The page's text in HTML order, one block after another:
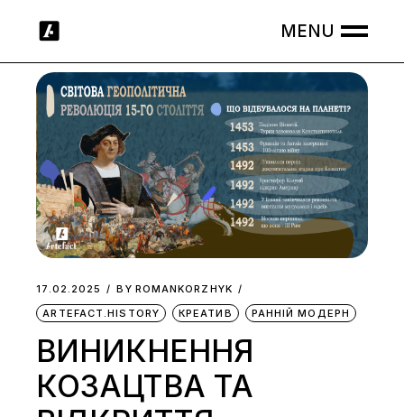
17.02.2025 BY ROMANKORZHYK
ARTEFACT.HISTORY
КРЕАТИВ РАННІЙ МОДЕРН
ВИНИКНЕННЯ
КОЗАЦТВА ТА